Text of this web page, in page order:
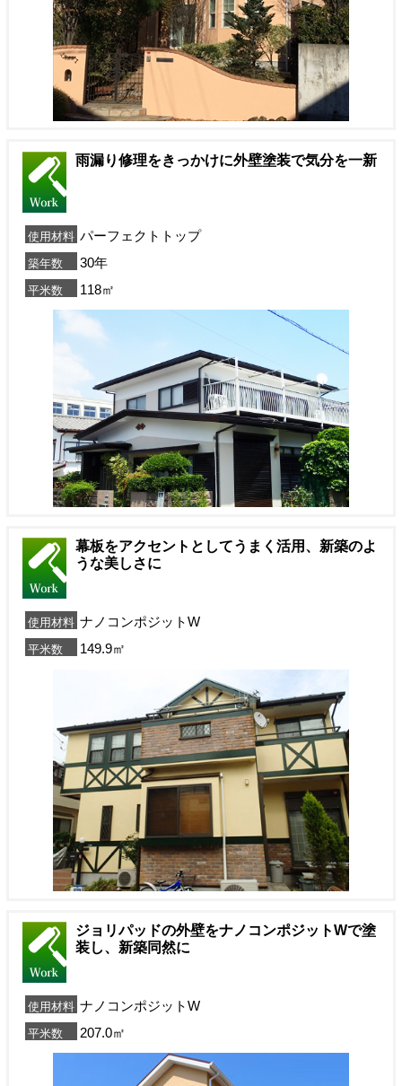
雨漏り修理をきっかけに外壁塗装で気分を一新
使用材料 パーフェクトトップ
築年数 30年
平米数 118㎡
幕板をアクセントとしてうまく活用、新築のよ
うな美しさに
使用材料 ナノコンポジットW
平米数 149.9㎡
ジョリパッドの外壁をナノコンポジットWで塗
装し、新築同然に
使用材料 ナノコンポジットW
平米数 207.0㎡